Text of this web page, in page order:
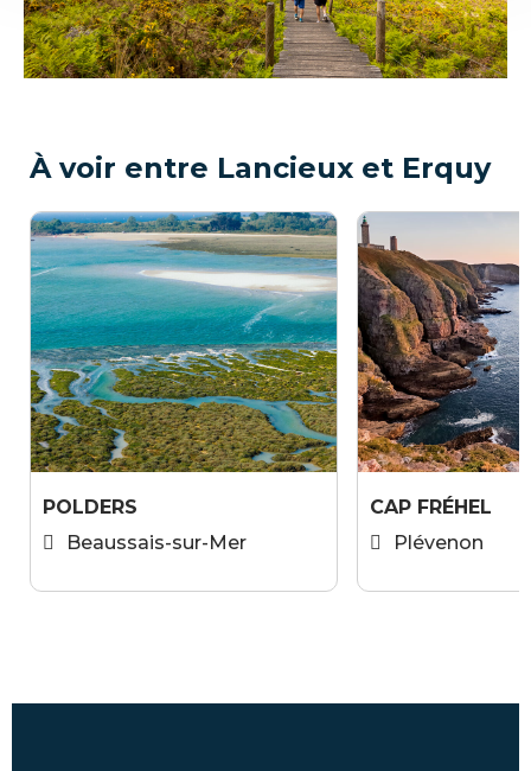
À voir entre Lancieux et Erquy
POLDERS
Beaussais-sur-Mer
CAP FRÉHEL
Plévenon